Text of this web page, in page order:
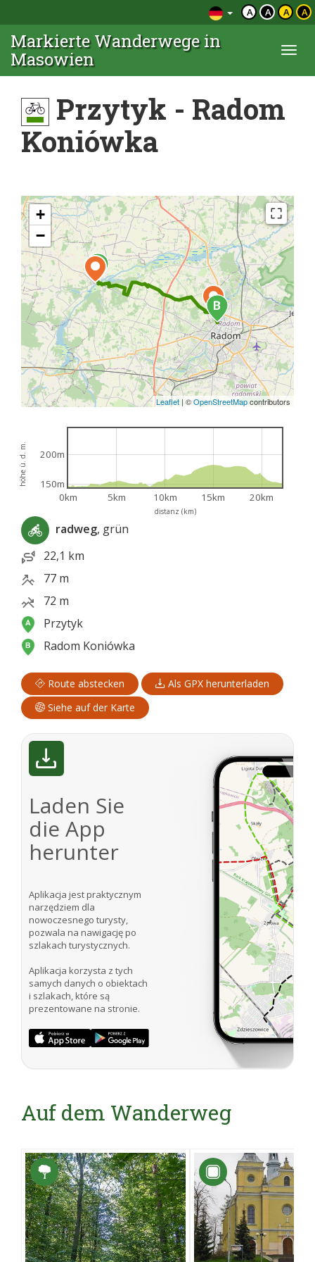
A A A A
Markierte Wanderwege in
Masowien
Przytyk - Radom
Koniówka
+
−
Leaflet | ©OpenStreetMapcontributors
distanz (km)
höhe ü. d. m.
0km 5km 10km 15km 20km
150m
200m
radweg, grün
22,1 km
77 m
72 m
Przytyk
Radom Koniówka
Route abstecken
Als GPX herunterladen
Siehe auf der Karte
Laden Sie
die App
herunter
Aplikacja jest praktycznym
narzędziem dla
nowoczesnego turysty,
pozwala na nawigację po
szlakach turystycznych.
Aplikacja korzysta z tych
samych danych o obiektach
i szlakach, które są
prezentowane na stronie.
Auf dem Wanderweg